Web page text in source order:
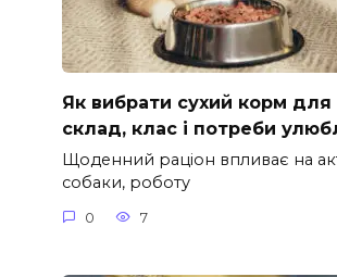
Як вибрати сухий корм для
склад, клас і потреби
Щоденний раціон впливає на
собаки, роботу
0 7